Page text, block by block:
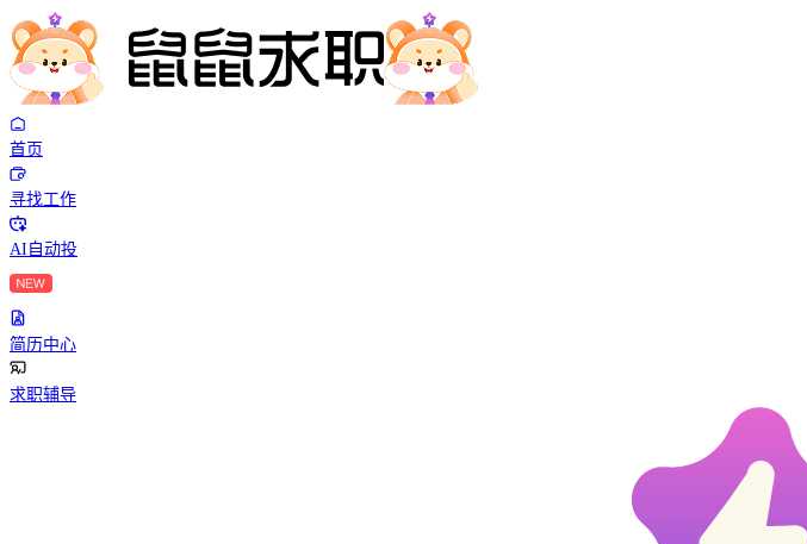
首页
寻找工作
AI自动投
简历中心
求职辅导